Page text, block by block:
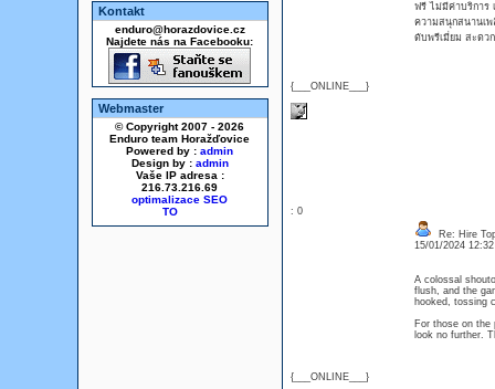
Kontakt
enduro@horazdovice.cz
Najdete nás na Facebooku:
Webmaster
© Copyright 2007 - 2026
Enduro team Horažďovice
Powered by : admin
Design by : admin
Vaše IP adresa :
216.73.216.69
optimalizace SEO
{___ONLINE___}
ฟรี ไม่มีค่าบริการ
ความสนุกสนานเพ
ดับพรีเมี่ยม สะดว
: 0
{___ONLINE___}
Re: Hire
15/01/2024
A colossal
flush, and the
hooked, tossing
For those on
look no further.